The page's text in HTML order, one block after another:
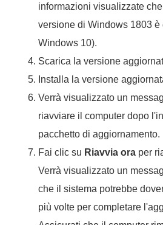
informazioni visualizzate
versione di Windows 1803
Windows 10).
Scarica la versione
Installa la versione
Verrà visualizzato un
riavviare il computer dopo
pacchetto di aggiornamento.
Fai clic su Riavvia ora per
Verrà visualizzato un
che il sistema potrebbe
più volte per completare